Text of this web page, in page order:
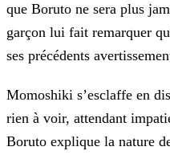
que Boruto ne sera plus
garçon lui fait remarquer
ses précédents
Momoshiki s’esclaffe en
rien à voir, attendant
Boruto explique la nature